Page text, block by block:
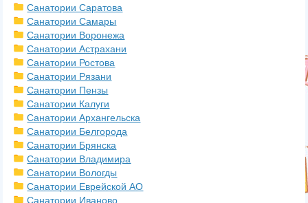
Санатории Саратова
Санатории Самары
Санатории Воронежа
Санатории Астрахани
Санатории Ростова
Санатории Рязани
Санатории Пензы
Санатории Калуги
Санатории Архангельска
Санатории Белгорода
Санатории Брянска
Санатории Владимира
Санатории Вологды
Санатории Еврейской АО
Санатории Иваново